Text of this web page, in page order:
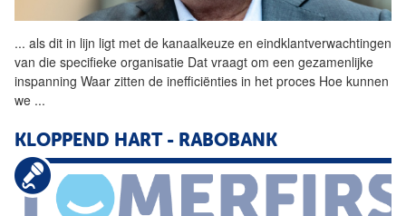
... als dit in lijn ligt met de kanaalkeuze en eindklantverwachtingen
van die specifieke organisatie Dat vraagt om een gezamenlijke
inspanning Waar zitten de inefficiënties in het proces Hoe kunnen
we ...
KLOPPEND HART - RABOBANK